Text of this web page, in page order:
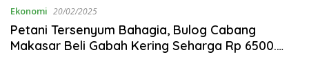
Ekonomi 20/02/2025
Petani Tersenyum Bahagia, Bulog Cabang
Makasar Beli Gabah Kering Seharga Rp 6500.